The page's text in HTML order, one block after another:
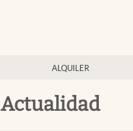
ALQUILER
Actualidad